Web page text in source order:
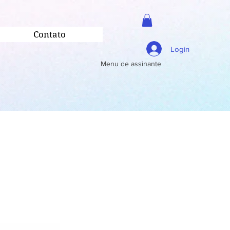
Contato
Login
Menu de assinante